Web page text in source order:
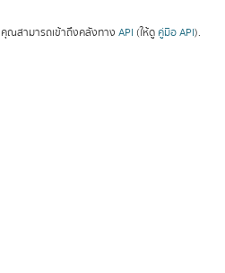
คุณสามารถเข้าถึงคลังทาง API (ให้ดู คู่มือ API).